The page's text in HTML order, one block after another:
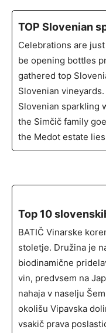
TOP Slovenian
Celebrations are
be opening bottles
gathered top
Slovenian
Slovenian sparkling
the Simčič family
the Medot estate
Top 10
BATIČ Vinarske
stoletje. Družina je
biodinamične
vin, predvsem na
nahaja v naselju
okolišu Vipavska
vsakič prava